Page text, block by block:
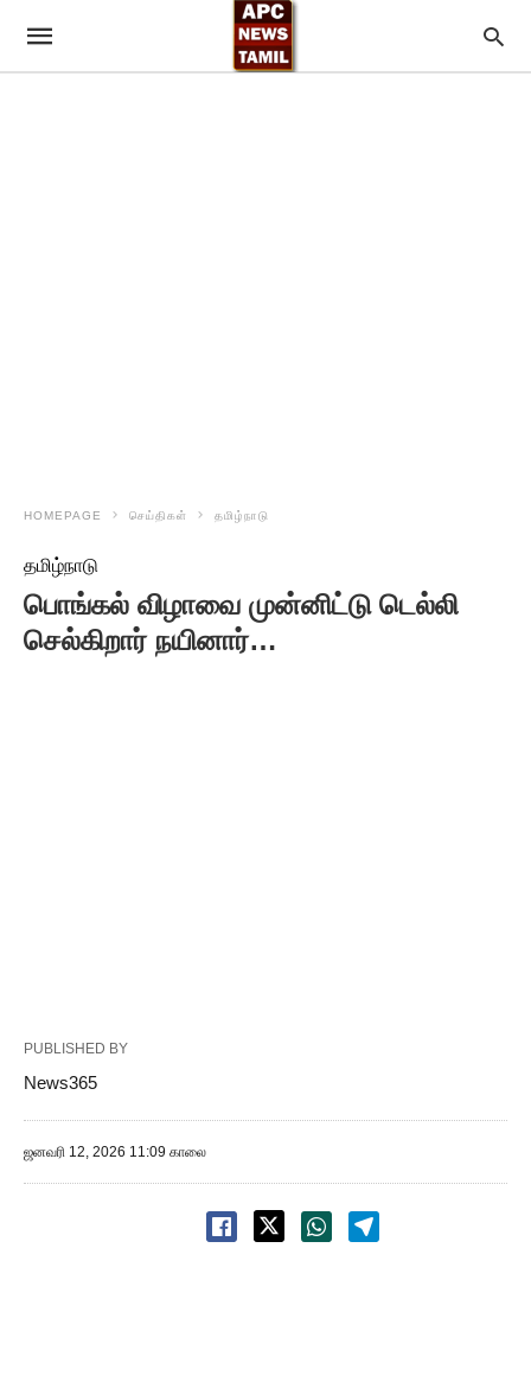
HOMEPAGE செய்திகள் தமிழ்நாடு
தமிழ்நாடு
பொங்கல் விழாவை முன்னிட்டு டெல்லி
செல்கிறார் நயினார்…
PUBLISHED BY
News365
ஜனவரி 12, 2026 11:09 காலை